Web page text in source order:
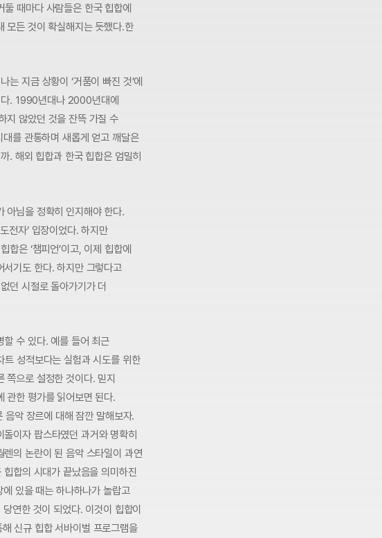
때마다 사람들은 한국 힙합에
모든 것이 확실해지는 듯했다.한
지금 상황이 ‘거품이 빠진 것’에
. 1990년대나 2000년대에
지 않았던 것을 잔뜩 가질 수
를 관통하며 새롭게 얻고 깨달은
. 해외 힙합과 한국 힙합은 엄밀히
아님을 정확히 인지해야 한다.
전자’ 입장이었다. 하지만
은 ‘챔피언’이고, 이제 힙합에
기도 한다. 하지만 그렇다고
던 시절로 돌아가기가 더
할 수 있다. 예를 들어 최근
성적보다는 실험과 시도를 위한
쪽으로 설정한 것이다. 믿지
관한 평가를 읽어보면 된다.
악 장르에 대해 잠깐 말해보자.
이자 팝스타였던 과거와 명확히
의 논란이 된 음악 스타일이 과연
합의 시대가 끝났음을 의미하진
있을 때는 하나하나가 놀랍고
연한 것이 되었다. 이것이 힙합이
신규 힙합 서바이벌 프로그램을